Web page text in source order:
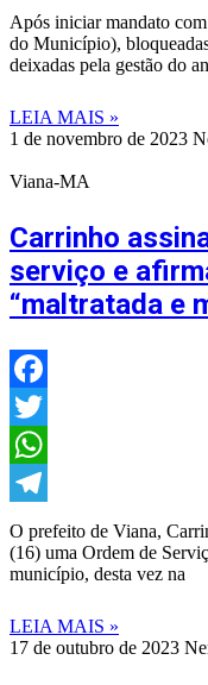
Telegram
Após iniciar mandato
do Município),
deixadas pela gestão do
LEIA MAIS »
1 de novembro de 2023
Viana-MA
Carrinho
serviço e
“maltratada e
Facebook
Twitter
WhatsApp
Telegram
O prefeito de Viana,
(16) uma Ordem de
município, desta vez na
LEIA MAIS »
17 de outubro de 2023